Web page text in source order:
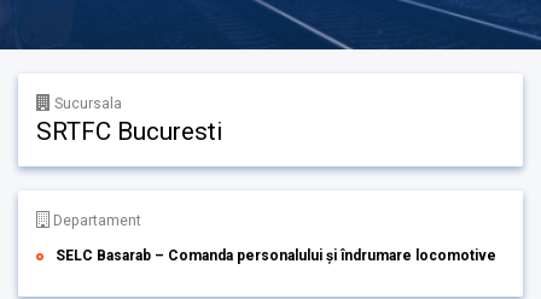
Sucursala
SRTFC Bucuresti
Departament
SELC Basarab – Comanda personalului și îndrumare locomotive